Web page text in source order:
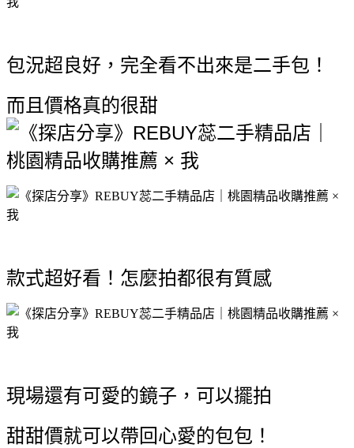
包況超良好，完全看不出來是二手包！
而且價格真的很甜
款式超好看！怎麼拍都很有質感
現場還有可愛的鏡子，可以擺拍
甜甜價就可以帶回心愛的包包！